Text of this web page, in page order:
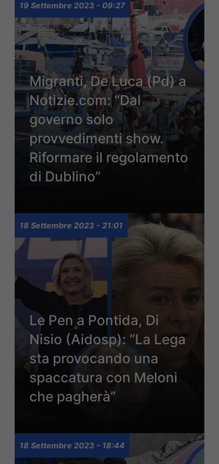
19 Settembre 2023 - 09:27
Migranti, De Luca (Pd) a
Notizie.com: “Dal
governo solo
provvedimenti show.
Riformare il regolamento
di Dublino”
18 Settembre 2023 - 21:01
Le Pen a Pontida, Di
Nisio (Aidosp): “La Lega
sta provocando una
spaccatura con Meloni
che pagherà”
18 Settembre 2023 - 18:44